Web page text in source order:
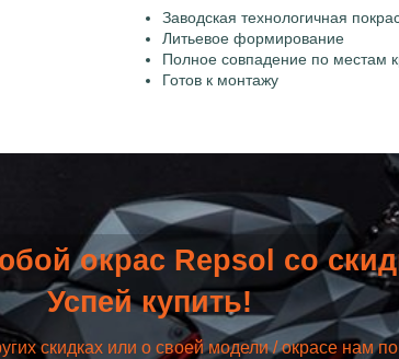
Заводская технологичная
Литьевое формирование
Полное совпадение по местам
Готов к монтажу
окрас Repsol со
Успей купить!
скидках или о своей модели / окрасе нам